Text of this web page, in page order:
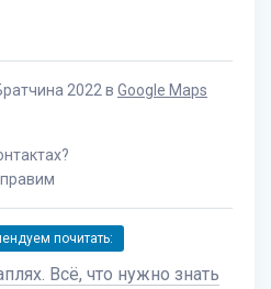
2022 в Google Maps
почитать:
Всё, что нужно знать